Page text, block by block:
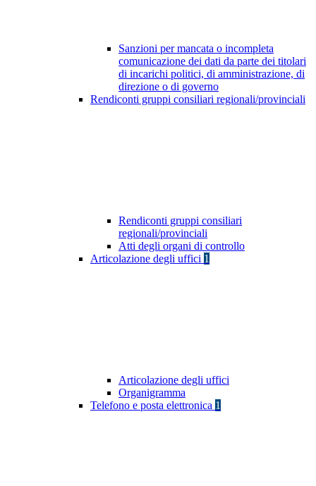
Sanzioni per mancata o incompleta
comunicazione dei dati da parte dei titolari
di incarichi politici, di amministrazione, di
direzione o di governo
Rendiconti gruppi consiliari regionali/provinciali
Rendiconti gruppi consiliari
regionali/provinciali
Atti degli organi di controllo
Articolazione degli uffici 1
Articolazione degli uffici
Organigramma
Telefono e posta elettronica 1